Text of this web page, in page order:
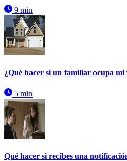
9 min
¿Qué hacer si un familiar ocupa mi
5 min
Qué hacer si recibes una